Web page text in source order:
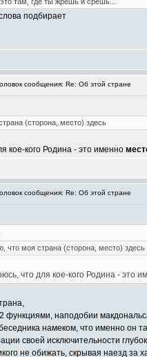
подбирает
сообщения: Re: Об этой стране
(сторона, место) здесь
кое-кого Родина - это именно
сообщения: Re: Об этой стране
что моя страна (сторона, место) здесь
что для кое-кого Родина - это
функциями, наподобии
намеком, что именно он
своей исключительности
не обижать, скрывая наезд за